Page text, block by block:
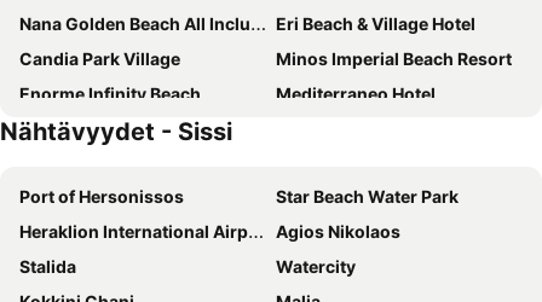
Nana Golden Beach All Inclusive Resort
Eri Beach & Village Hotel
Candia Park Village
Minos Imperial Beach Resort
Enorme Infinity Beach
Mediterraneo Hotel
Enorme Santanna Island
Koni Village Hotel
Solimar Ruby
Diogenis Blue Palace
SENSEANA Sea Side Resort & Aquadventure
Hersonissos Village
Sergios Hotel - Adults Friendly
Nähtävyydet - Sissi
Port of Hersonissos
Star Beach Water Park
Heraklion International Airport
Agios Nikolaos
Stalida
Watercity